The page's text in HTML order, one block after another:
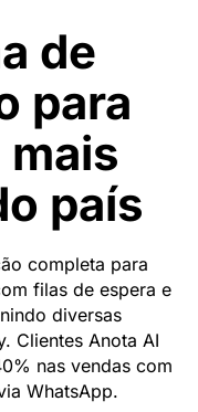
de
para
país
completa para
filas de espera e
diversas
Clientes Anota AI
nas vendas com
WhatsApp.